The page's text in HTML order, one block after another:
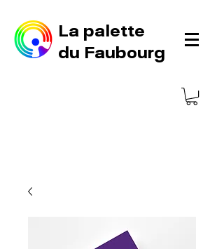
La palette
du Faubourg